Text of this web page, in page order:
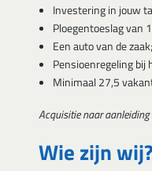
Investering in jouw
Ploegentoeslag van
Een auto van de zaak;
Pensioenregeling bij
Minimaal 27,5
Acquisitie naar
Wie zijn wij?